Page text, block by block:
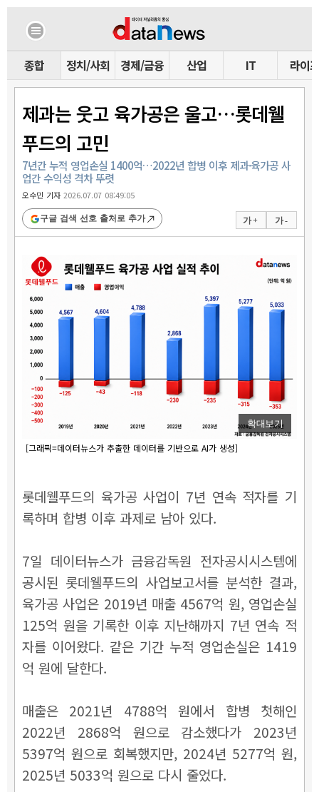
종합 정치/사회 경제/금융 산업 IT 라이프
제과는 웃고 육가공은 울고…롯데웰
푸드의 고민
7년간 누적 영업손실 1400억…2022년 합병 이후 제과·육가공 사
업간 수익성 격차 뚜렷
오수민 기자2026.07.07 08:49:05
가 + 가 -
구글 검색 선호 출처로 추가
확대보기
[그래픽=데이터뉴스가 추출한 데이터를 기반으로 AI가 생성]
롯데웰푸드의 육가공 사업이 7년 연속 적자를 기
록하며 합병 이후 과제로 남아 있다.
7일 데이터뉴스가 금융감독원 전자공시시스템에
공시된 롯데웰푸드의 사업보고서를 분석한 결과,
육가공 사업은 2019년 매출 4567억 원, 영업손실
125억 원을 기록한 이후 지난해까지 7년 연속 적
자를 이어왔다. 같은 기간 누적 영업손실은 1419
억 원에 달한다.
매출은 2021년 4788억 원에서 합병 첫해인
2022년 2868억 원으로 감소했다가 2023년
5397억 원으로 회복했지만, 2024년 5277억 원,
2025년 5033억 원으로 다시 줄었다.